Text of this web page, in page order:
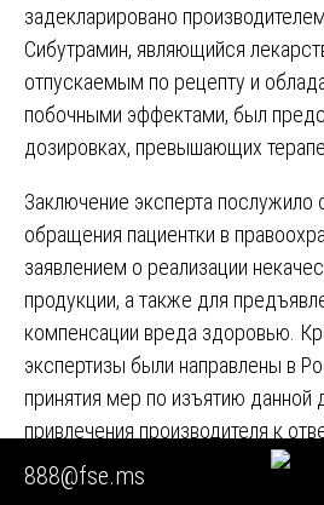
задекларировано
Сибутрамин, являющийся
отпускаемым по рецепту и
побочными эффектами, был
дозировках, превышающих
Заключение эксперта послужило
обращения пациентки в
заявлением о реализации
продукции, а также для
компенсации вреда здоровью.
экспертизы были направлены в
принятия мер по изъятию данной
привлечения производителя к
Кейс 2. Спор о нарушении
888@fse.ms